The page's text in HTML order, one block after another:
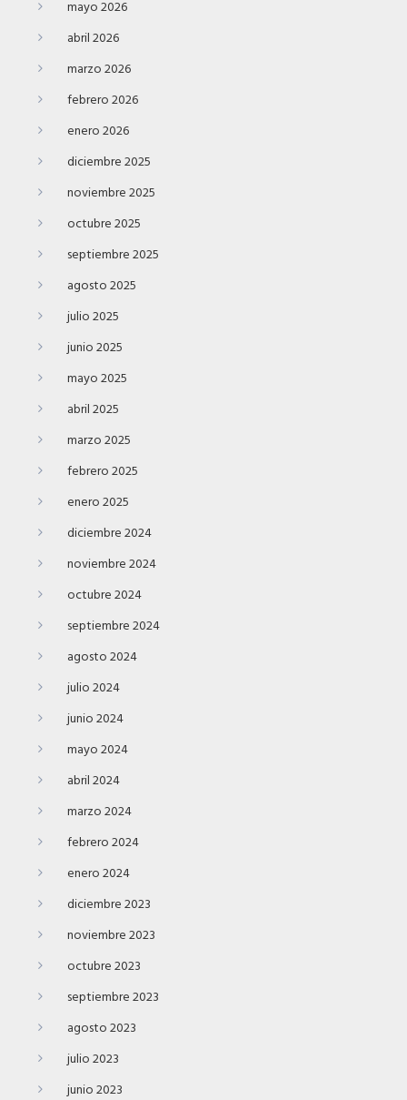
mayo 2026
abril 2026
marzo 2026
febrero 2026
enero 2026
diciembre 2025
noviembre 2025
octubre 2025
septiembre 2025
agosto 2025
julio 2025
junio 2025
mayo 2025
abril 2025
marzo 2025
febrero 2025
enero 2025
diciembre 2024
noviembre 2024
octubre 2024
septiembre 2024
agosto 2024
julio 2024
junio 2024
mayo 2024
abril 2024
marzo 2024
febrero 2024
enero 2024
diciembre 2023
noviembre 2023
octubre 2023
septiembre 2023
agosto 2023
julio 2023
junio 2023